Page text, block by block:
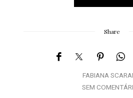
Share
FABIANA
SEM